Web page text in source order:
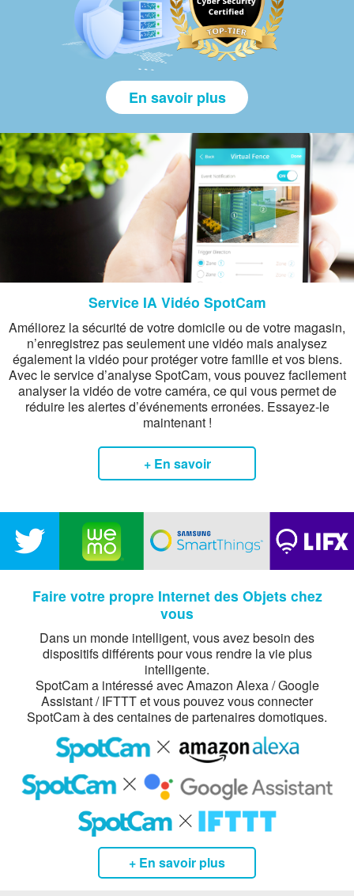
En savoir plus
Service IA Vidéo SpotCam
Améliorez la sécurité de votre domicile ou de votre magasin,
n’enregistrez pas seulement une vidéo mais analysez
également la vidéo pour protéger votre famille et vos biens.
Avec le service d’analyse SpotCam, vous pouvez facilement
analyser la vidéo de votre caméra, ce qui vous permet de
réduire les alertes d’événements erronées. Essayez-le
maintenant !
+ En savoir
Faire votre propre Internet des Objets chez
vous
Dans un monde intelligent, vous avez besoin des
dispositifs différents pour vous rendre la vie plus
intelligente.
SpotCam a intéressé avec Amazon Alexa / Google
Assistant / IFTTT et vous pouvez vous connecter
SpotCam à des centaines de partenaires domotiques.
+ En savoir plus